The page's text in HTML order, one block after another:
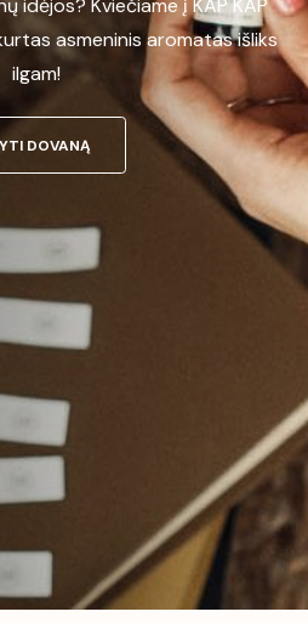
idėjos? Kviečiame į KAP KAP
asmeninis aromatas išliks
ilgam!
DOVANĄ